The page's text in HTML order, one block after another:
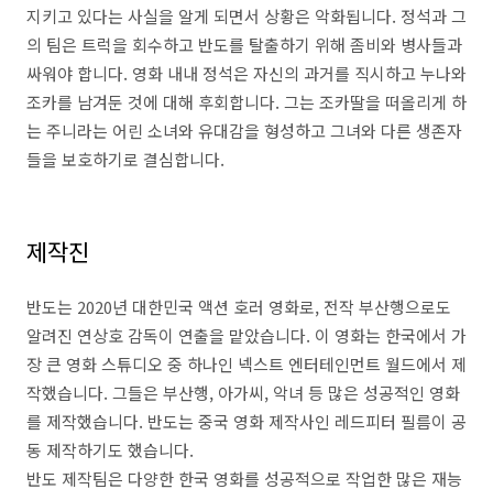
지키고 있다는 사실을 알게 되면서 상황은 악화됩니다. 정석과 그
의 팀은 트럭을 회수하고 반도를 탈출하기 위해 좀비와 병사들과
싸워야 합니다. 영화 내내 정석은 자신의 과거를 직시하고 누나와
조카를 남겨둔 것에 대해 후회합니다. 그는 조카딸을 떠올리게 하
는 주니라는 어린 소녀와 유대감을 형성하고 그녀와 다른 생존자
들을 보호하기로 결심합니다.
제작진
반도는 2020년 대한민국 액션 호러 영화로, 전작 부산행으로도
알려진 연상호 감독이 연출을 맡았습니다. 이 영화는 한국에서 가
장 큰 영화 스튜디오 중 하나인 넥스트 엔터테인먼트 월드에서 제
작했습니다. 그들은 부산행, 아가씨, 악녀 등 많은 성공적인 영화
를 제작했습니다. 반도는 중국 영화 제작사인 레드피터 필름이 공
동 제작하기도 했습니다.
반도 제작팀은 다양한 한국 영화를 성공적으로 작업한 많은 재능